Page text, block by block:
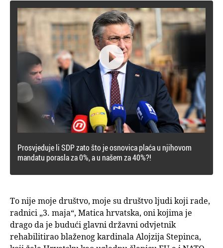

Prosvjeduje li SDP zato što je osnovica plaća u njihovom
mandatu porasla za 0%, a u našem za 40%?!
To nije moje društvo, moje su društvo ljudi koji rade,
radnici „3. maja“, Matica hrvatska, oni kojima je
drago da je budući glavni državni odvjetnik
rehabilitirao blaženog kardinala Alojzija Stepinca,